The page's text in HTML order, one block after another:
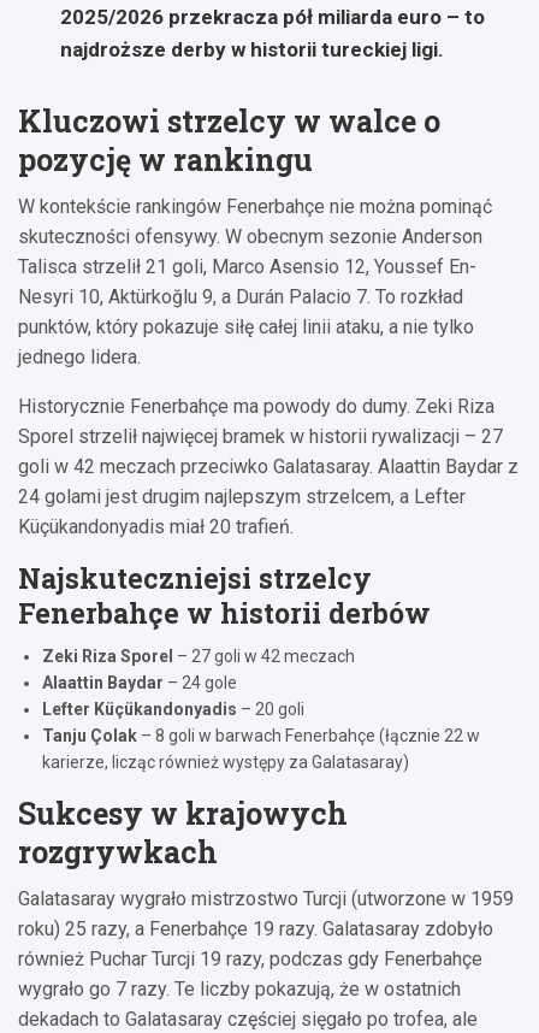
2025/2026 przekracza pół miliarda euro – to
najdroższe derby w historii tureckiej ligi.
Kluczowi strzelcy w walce o
pozycję w rankingu
W kontekście rankingów Fenerbahçe nie można pominąć
skuteczności ofensywy. W obecnym sezonie Anderson
Talisca strzelił 21 goli, Marco Asensio 12, Youssef En-
Nesyri 10, Aktürkoğlu 9, a Durán Palacio 7. To rozkład
punktów, który pokazuje siłę całej linii ataku, a nie tylko
jednego lidera.
Historycznie Fenerbahçe ma powody do dumy. Zeki Riza
Sporel strzelił najwięcej bramek w historii rywalizacji – 27
goli w 42 meczach przeciwko Galatasaray. Alaattin Baydar z
24 golami jest drugim najlepszym strzelcem, a Lefter
Küçükandonyadis miał 20 trafień.
Najskuteczniejsi strzelcy
Fenerbahçe w historii derbów
Zeki Riza Sporel – 27 goli w 42 meczach
Alaattin Baydar – 24 gole
Lefter Küçükandonyadis – 20 goli
Tanju Çolak – 8 goli w barwach Fenerbahçe (łącznie 22 w
karierze, licząc również występy za Galatasaray)
Sukcesy w krajowych
rozgrywkach
Galatasaray wygrało mistrzostwo Turcji (utworzone w 1959
roku) 25 razy, a Fenerbahçe 19 razy. Galatasaray zdobyło
również Puchar Turcji 19 razy, podczas gdy Fenerbahçe
wygrało go 7 razy. Te liczby pokazują, że w ostatnich
dekadach to Galatasaray częściej sięgało po trofea, ale